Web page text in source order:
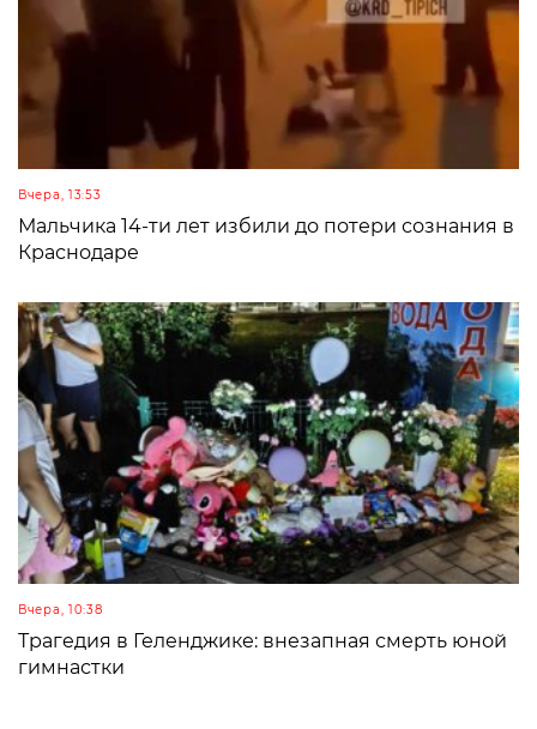
Вчера, 13:53
Мальчика 14-ти лет избили до потери сознания в
Краснодаре
Вчера, 10:38
Трагедия в Геленджике: внезапная смерть юной
гимнастки